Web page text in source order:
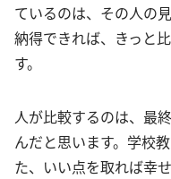
ているのは、その人の
納得できれば、きっと
す。
人が比較するのは、最
んだと思います。学校
た、いい点を取れば幸